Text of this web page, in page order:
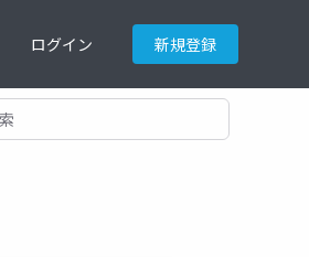
ログイン 新規登録